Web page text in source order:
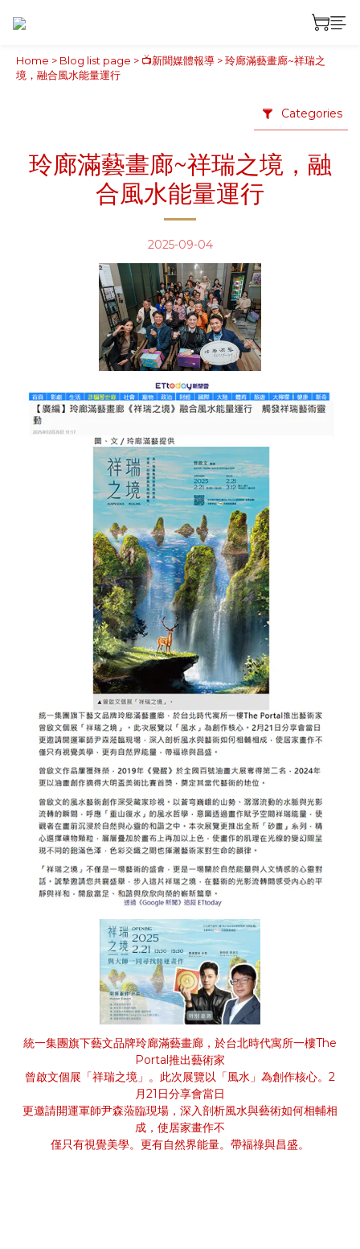
Home > Blog list page > 📺新聞媒體報導 >玲廊滿藝畫廊~祥瑞之
境，融合風水能量運行
Categories
玲廊滿藝畫廊~祥瑞之境，融
合風水能量運行
2025-09-04
統一集團旗下藝文品牌玲廊滿藝畫廊，於台北時代寓所一樓The
Portal推出藝術家
曾啟文個展「祥瑞之境」。此次展覽以「風水」為創作核心。2
月21日分享會當日
更邀請開運軍師尹森蒞臨現場，深入剖析風水與藝術如何相輔相
成，使居家畫作不
僅只有視覺美學。更有自然界能量。帶福祿與昌盛。